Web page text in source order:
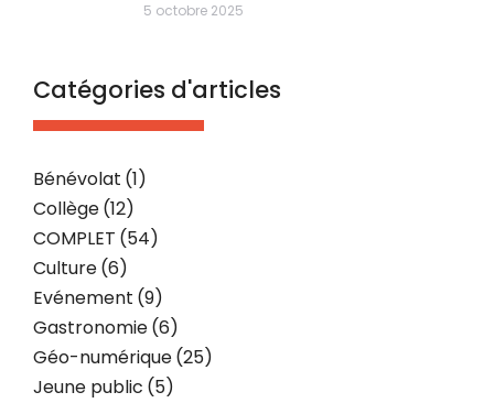
5 octobre 2025
Catégories d'articles
Bénévolat (1)
Collège(12)
COMPLET (54)
Culture(6)
Evénement (9)
Gastronomie(6)
Géo-numérique(25)
Jeune public (5)